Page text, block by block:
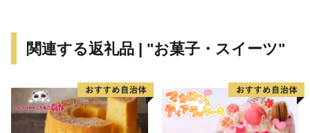
分かれています。市の玄関として、デパートや専門店な
どの商業集積をもつ吉祥寺圏。三鷹駅から北側に伸びる
文化・行政ゾーンの中央圏。武蔵境駅を中心に、亜細亜
関連する返礼品 | "お菓子・スイーツ"